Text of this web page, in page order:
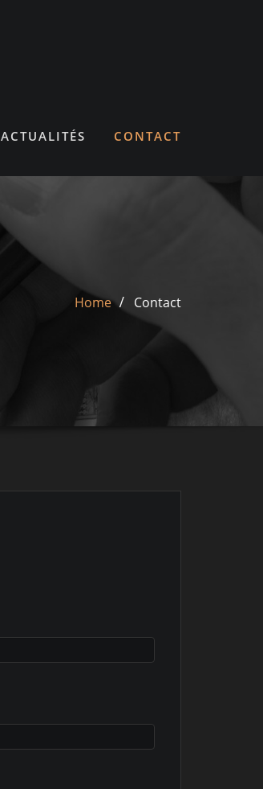
ACTUALITÉS CONTACT
Home Contact